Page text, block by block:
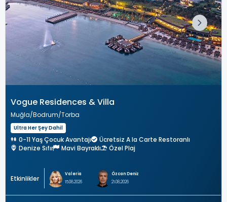
Vogue Residences & Villa
Muğla Bodrum Torba
Ultra Her Şey Dahil
0-11 Yaş Çocuk Avantajı
Ücretsiz A la Carte Restoranlı
Denize Sıfır
Mavi Bayraklı Özel Plaj
Etkinlikler
Valeria
15.08.2026
Özcan Deniz
21.08.2026